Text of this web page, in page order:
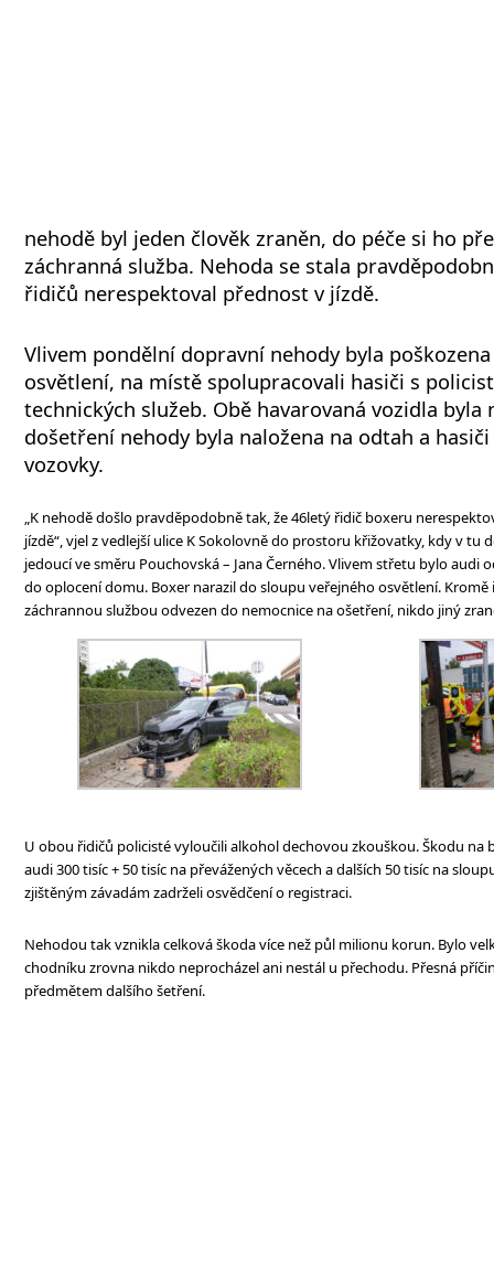
nehodě byl jeden člověk zraněn, do péče si ho
záchranná služba. Nehoda se stala
řidičů nerespektoval přednost v jízdě.
Vlivem pondělní dopravní nehody byla
osvětlení, na místě spolupracovali hasiči s
technických služeb. Obě havarovaná vozidla byla
došetření nehody byla naložena na odtah a
vozovky.
„K nehodě došlo pravděpodobně tak, že 46letý řidič boxeru
jízdě“, vjel z vedlejší ulice K Sokolovně do prostoru křižovatky, kdy v tu
jedoucí ve směru Pouchovská – Jana Černého. Vlivem střetu bylo audi
do oplocení domu. Boxer narazil do sloupu veřejného osvětlení.
záchrannou službou odvezen do nemocnice na ošetření, nikdo jiný
U obou řidičů policisté vyloučili alkohol dechovou zkouškou. Škodu na
audi 300 tisíc + 50 tisíc na převážených věcech a dalších 50 tisíc na
zjištěným závadám zadrželi osvědčení o registraci.
Nehodou tak vznikla celková škoda více než půl milionu korun. Bylo
chodníku zrovna nikdo neprocházel ani nestál u přechodu. Přesná
předmětem dalšího šetření.